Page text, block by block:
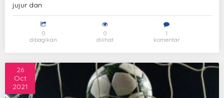
jujur dan
0
dibagikan
0
dilihat
1
komentar
26
Oct
2021